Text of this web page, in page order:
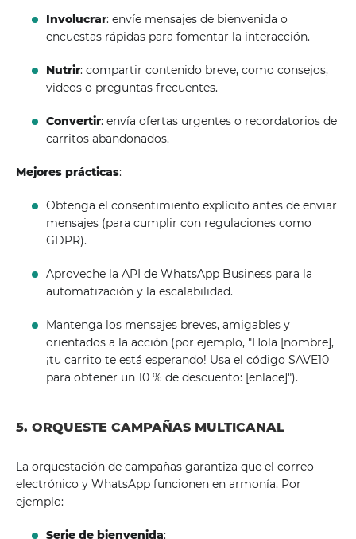
Involucrar: envíe mensajes de bienvenida o
encuestas rápidas para fomentar la interacción.
Nutrir: compartir contenido breve, como consejos,
videos o preguntas frecuentes.
Convertir: envía ofertas urgentes o recordatorios de
carritos abandonados.
Mejores prácticas:
Obtenga el consentimiento explícito antes de enviar
mensajes (para cumplir con regulaciones como
GDPR).
Aproveche la API de WhatsApp Business para la
automatización y la escalabilidad.
Mantenga los mensajes breves, amigables y
orientados a la acción (por ejemplo, "Hola [nombre],
¡tu carrito te está esperando! Usa el código SAVE10
para obtener un 10 % de descuento: [enlace]").
5. ORQUESTE CAMPAÑAS MULTICANAL
La orquestación de campañas garantiza que el correo
electrónico y WhatsApp funcionen en armonía. Por
ejemplo:
Serie de bienvenida: